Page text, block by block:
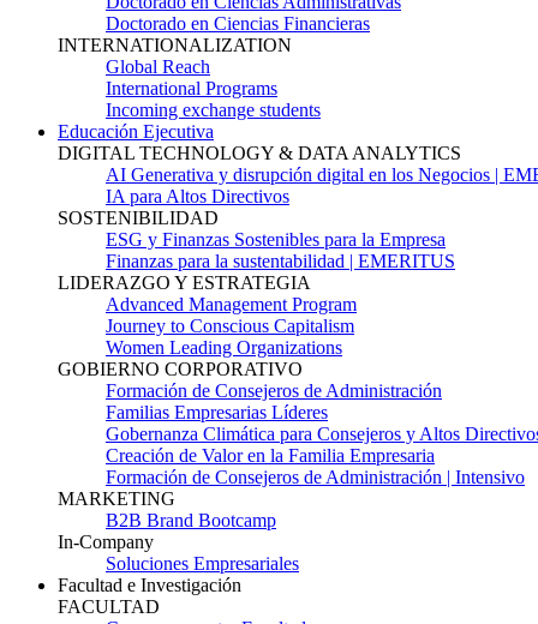
Doctorado en Ciencias Financieras
INTERNATIONALIZATION
Global Reach
International Programs
Incoming exchange students
Educación Ejecutiva
DIGITAL TECHNOLOGY & DATA ANALYTICS
AI Generativa y disrupción digital en los Negocios |
IA para Altos Directivos
SOSTENIBILIDAD
ESG y Finanzas Sostenibles para la Empresa
Finanzas para la sustentabilidad | EMERITUS
LIDERAZGO Y ESTRATEGIA
Advanced Management Program
Journey to Conscious Capitalism
Women Leading Organizations
GOBIERNO CORPORATIVO
Formación de Consejeros de Administración
Familias Empresarias Líderes
Gobernanza Climática para Consejeros y Altos
Creación de Valor en la Familia Empresaria
Formación de Consejeros de Administración | Intensivo
MARKETING
B2B Brand Bootcamp
In-Company
Soluciones Empresariales
Facultad e Investigación
FACULTAD